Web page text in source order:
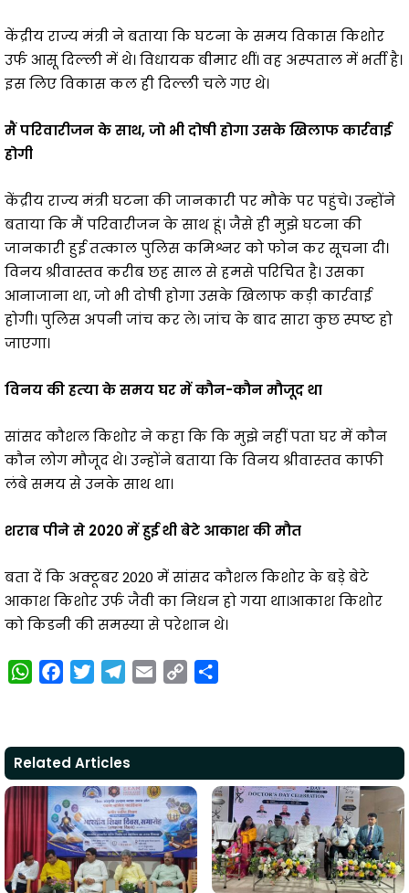
केंद्रीय राज्य मंत्री ने बताया कि घटना के समय विकास किशोर
उर्फ आसू दिल्ली में थे। विधायक बीमार थीं। वह अस्पताल में भर्ती है।
इस लिए विकास कल ही दिल्ली चले गए थे।
मैं परिवारीजन के साथ, जो भी दोषी होगा उसके खिलाफ कार्रवाई
होगी
केंद्रीय राज्य मंत्री घटना की जानकारी पर मौके पर पहुंचे। उन्होंने
बताया कि मैं परिवारीजन के साथ हूं। जैसे ही मुझे घटना की
जानकारी हुई तत्काल पुलिस कमिश्नर को फोन कर सूचना दी।
विनय श्रीवास्तव करीब छह साल से हमसे परिचित है। उसका
आनाजाना था, जो भी दोषी होगा उसके खिलाफ कड़ी कार्रवाई
होगी। पुलिस अपनी जांच कर ले। जांच के बाद सारा कुछ स्पष्ट हो
जाएगा।
विनय की हत्‍या के समय घर में कौन-कौन मौजूद था
सांसद कौशल किशोर ने कहा कि कि मुझे नहीं पता घर में कौन
कौन लोग मौजूद थे। उन्‍होंने बताया कि विनय श्रीवास्‍तव काफी
लंबे समय से उनके साथ था।
शराब पीने से 2020 में हुई थी बेटे आकाश की मौत
बता दें कि अक्‍टूबर 2020 में सांसद कौशल किशोर के बड़े बेटे
आकाश किशोर उर्फ जैवी का निधन हो गया था।आकाश किशोर
को किडनी की समस्या से परेशान थे।
W
t
s
A
p
p
e
b
o
o
k
t
t
e
r
e
g
r
a
m
i
y
i
n
k
r
Related Articles